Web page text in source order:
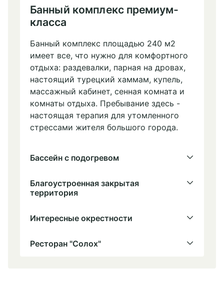
Банный комплекс премиум-
класса
Банный комплекс площадью 240 м2
имеет все, что нужно для комфортного
отдыха: раздевалки, парная на дровах,
настоящий турецкий хаммам, купель,
массажный кабинет, сенная комната и
комнаты отдыха. Пребывание здесь -
настоящая терапия для утомленного
стрессами жителя большого города.
Бассейн с подогревом
Благоустроенная закрытая
территория
Интересные окрестности
Ресторан "Солох"